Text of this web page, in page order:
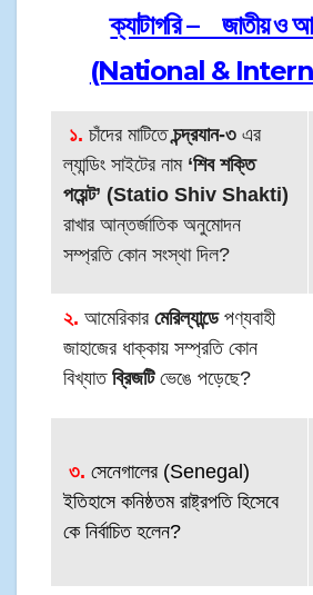
ক্যাটাগরি – জাতীয় ও
(National &
১. চাঁদের মাটিতেচন্দ্রযান-৩ এর
ল্যান্ডিং সাইটের নাম ‘শিব শক্তি
পয়েন্ট’ (Statio Shiv Shakti)
রাখার আন্তর্জাতিক অনুমোদন
সম্প্রতি কোন সংস্থা দিল?
২. আমেরিকারমেরিল্যান্ডেপণ্যবাহী
জাহাজের ধাক্কায় সম্প্রতি কোন
বিখ্যাতব্রিজটিভেঙে পড়েছে?
৩. সেনেগালের (Senegal)
ইতিহাসে কনিষ্ঠতম রাষ্ট্রপতি হিসেবে
কে নির্বাচিত হলেন?